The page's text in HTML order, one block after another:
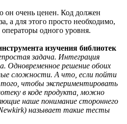
он очень ценен. Код должен
а для этого просто необходимо,
одного уровня.
изучения библиотек
задача. Интеграция
Одновременное решение обоих
сложности. А что, если пойти
чтобы экспериментировать
в коде продукта, можно
наше понимание стороннего
) называет такие тесты